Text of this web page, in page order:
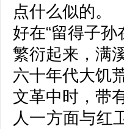
点什么似的。
好在“留得子
繁衍起来，满
六十年代大饥
文革中时，带
人一方面与红